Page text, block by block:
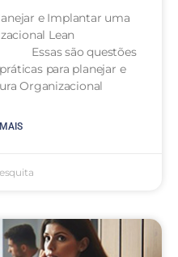
e Implantar uma
Lean
questões
para planejar e
Organizacional